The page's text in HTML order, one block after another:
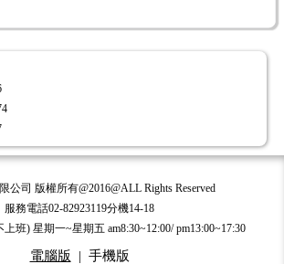
公司 版權所有@2016@ALL Rights Reserved
服務電話02-82923119分機14-18
班) 星期一~星期五 am8:30~12:00/ pm13:00~17:30
電腦版 | 手機版